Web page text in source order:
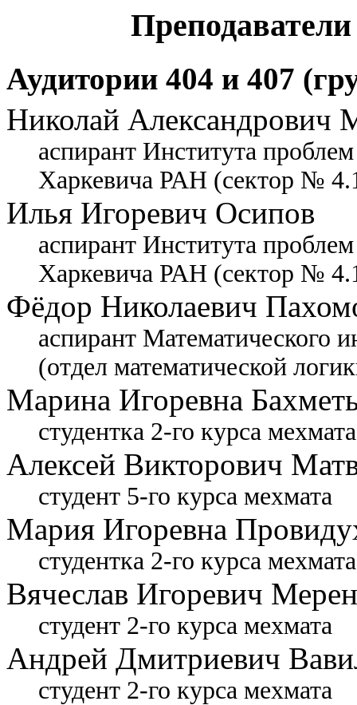
Аудитории 404 и 407
Николай Александрович
аспирант Института
Харкевича РАН (сектор №
Илья Игоревич Осипов
аспирант Института
Харкевича РАН (сектор №
Фёдор Николаевич
аспирант Математического
(отдел математической
Марина Игоревна
студентка 2-го курса мехмата
Алексей Викторович
студент 5-го курса мехмата
Мария Игоревна
студентка 2-го курса мехмата
Вячеслав Игоревич
студент 2-го курса мехмата
Андрей Дмитриевич
студент 2-го курса мехмата